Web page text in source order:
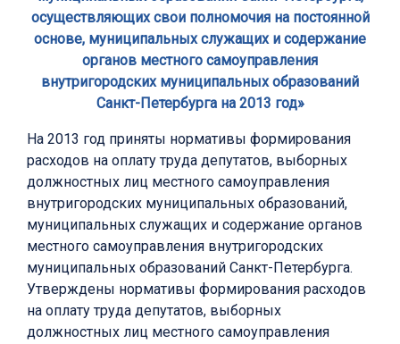
осуществляющих свои полномочия на постоянной
основе, муниципальных служащих и содержание
органов местного самоуправления
внутригородских муниципальных образований
Санкт-Петербурга на 2013 год»
На 2013 год приняты нормативы формирования
расходов на оплату труда депутатов, выборных
должностных лиц местного самоуправления
внутригородских муниципальных образований,
муниципальных служащих и содержание органов
местного самоуправления внутригородских
муниципальных образований Санкт-Петербурга.
Утверждены нормативы формирования расходов
на оплату труда депутатов, выборных
должностных лиц местного самоуправления